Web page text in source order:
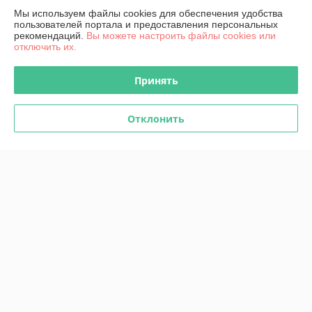
О нас
Контакты
Доставка и оплата
График работы
Мы используем файлы cookies для обеспечения удобства
пользователей портала и предоставления персональных
рекомендаций. Вы можете настроить файлы cookies или
отключить их.
Принять
Отклонить